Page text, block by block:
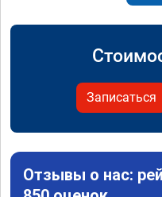
Записаться
Отзывы о нас: